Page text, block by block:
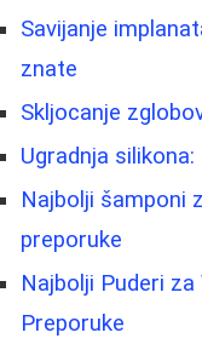
Savijanje
znate
Skljocanje
Ugradnja
Najbolji šamponi
preporuke
Najbolji Puderi
Preporuke